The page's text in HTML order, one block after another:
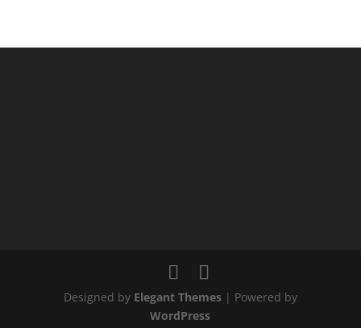
Designed by Elegant Themes| Powered by
WordPress